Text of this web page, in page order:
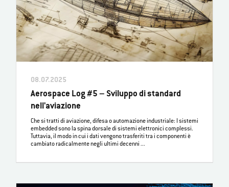
08.07.2025
Aerospace Log #5 – Sviluppo di standard
nell'aviazione
Che si tratti di aviazione, difesa o automazione industriale: I sistemi
embedded sono la spina dorsale di sistemi elettronici complessi.
Tuttavia, il modo in cui i dati vengono trasferiti tra i componenti è
cambiato radicalmente negli ultimi decenni ...